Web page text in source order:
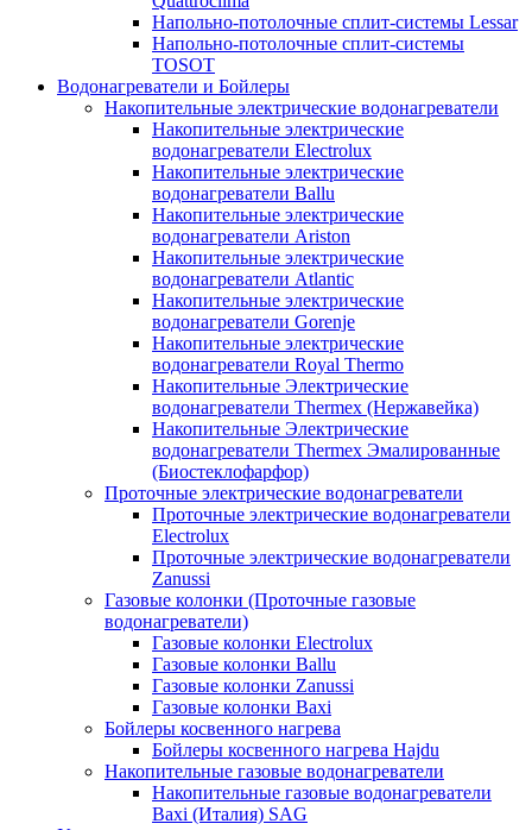
Напольно-потолочные сплит-системы Lessar
Напольно-потолочные сплит-системы
TOSOT
Водонагреватели и Бойлеры
Накопительные электрические водонагреватели
Накопительные электрические
водонагреватели Electrolux
Накопительные электрические
водонагреватели Ballu
Накопительные электрические
водонагреватели Ariston
Накопительные электрические
водонагреватели Atlantic
Накопительные электрические
водонагреватели Gorenje
Накопительные электрические
водонагреватели Royal Thermo
Накопительные Электрические
водонагреватели Thermex (Нержавейка)
Накопительные Электрические
водонагреватели Thermex Эмалированные
(Биостеклофарфор)
Проточные электрические водонагреватели
Проточные электрические водонагреватели
Electrolux
Проточные электрические водонагреватели
Zanussi
Газовые колонки (Проточные газовые
водонагреватели)
Газовые колонки Electrolux
Газовые колонки Ballu
Газовые колонки Zanussi
Газовые колонки Baxi
Бойлеры косвенного нагрева
Бойлеры косвенного нагрева Hajdu
Накопительные газовые водонагреватели
Накопительные газовые водонагреватели
Baxi (Италия) SAG